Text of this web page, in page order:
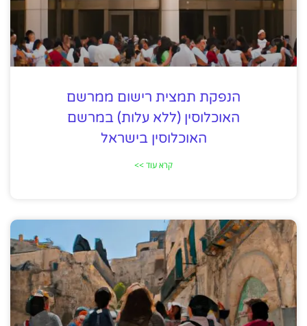
הנפקת תמצית רישום ממרשם
האוכלוסין (ללא עלות) במרשם
האוכלוסין בישראל
קרא עוד >>